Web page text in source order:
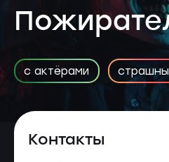
с актёрами
Контакты